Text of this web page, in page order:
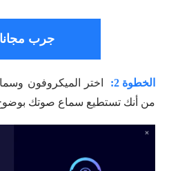
جرب مجانا
الخطوة 2:
اختر الميكروفون
من أنك تستطيع سماع صوتك